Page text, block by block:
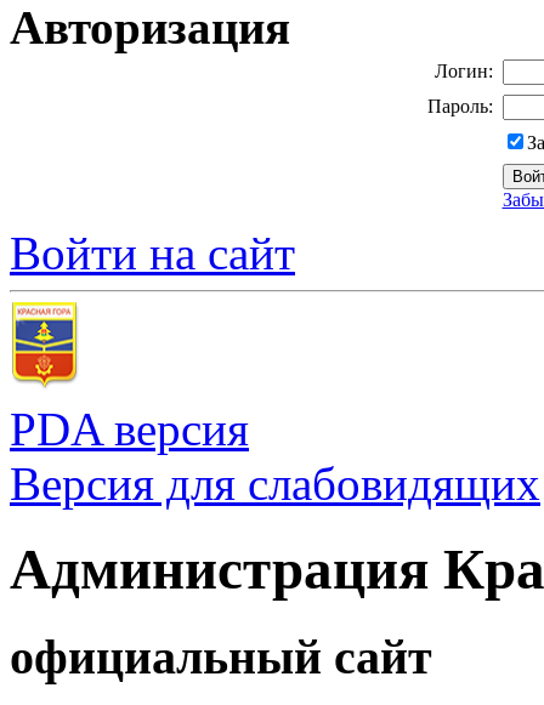
Авторизация
Логин:
Пароль:
Войти на сайт
PDA версия
Версия для слабовидящих
Администрация
официальный сайт